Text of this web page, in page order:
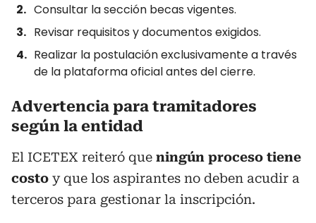
Consultar la sección becas vigentes.
Revisar requisitos y documentos exigidos.
Realizar la postulación exclusivamente a través
de la plataforma oficial antes del cierre.
Advertencia para tramitadores
según la entidad
El ICETEX reiteró que ningún proceso tiene
costo y que los aspirantes no deben acudir a
terceros para gestionar la inscripción.